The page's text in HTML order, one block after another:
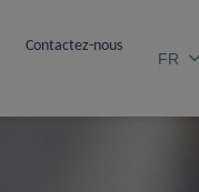
Contactez-nous
FR